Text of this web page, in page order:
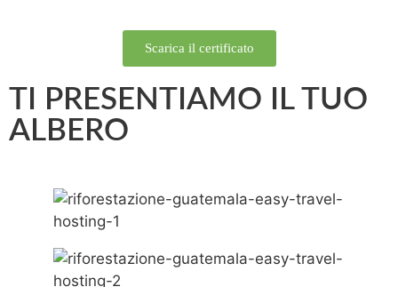
Scarica il certificato
TI PRESENTIAMO IL TUO
ALBERO